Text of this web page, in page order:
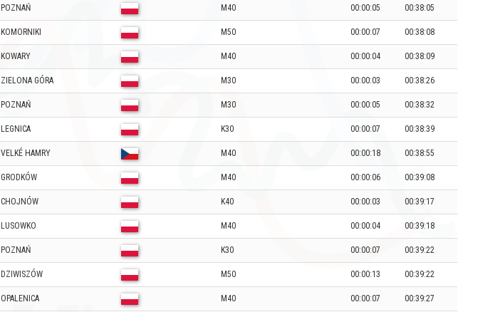
POZNAŃ M40 00:00:05 00:38:05
KOMORNIKI M50 00:00:07 00:38:08
KOWARY M40 00:00:04 00:38:09
ZIELONA GÓRA M30 00:00:03 00:38:26
POZNAŃ M30 00:00:05 00:38:32
LEGNICA K30 00:00:07 00:38:39
VELKÉ HAMRY M40 00:00:18 00:38:55
GRODKÓW M40 00:00:06 00:39:08
CHOJNÓW K40 00:00:03 00:39:17
LUSOWKO M40 00:00:04 00:39:18
POZNAŃ K30 00:00:07 00:39:22
DZIWISZÓW M50 00:00:13 00:39:22
OPALENICA M40 00:00:07 00:39:27